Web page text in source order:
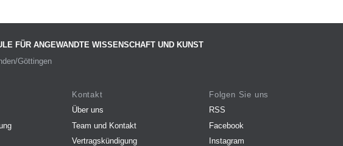
FÜR ANGEWANDTE WISSENSCHAFT UND KUNST
Göttingen
Kontakt
Über uns
Team und Kontakt
Vertragskündigung
Folgen Sie uns
RSS
Facebook
Instagram